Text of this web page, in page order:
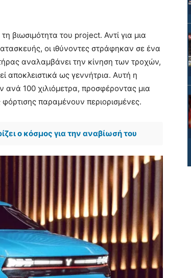
βιωσιμότητα του project. Αντί για μια
οι ιθύνοντες στράφηκαν σε ένα
αναλαμβάνει την κίνηση των τροχών,
αποκλειστικά ως γεννήτρια. Αυτή η
100 χιλιόμετρα, προσφέροντας μια
φόρτισης παραμένουν περιορισμένες.
ο κόσμος για την αναβίωσή του